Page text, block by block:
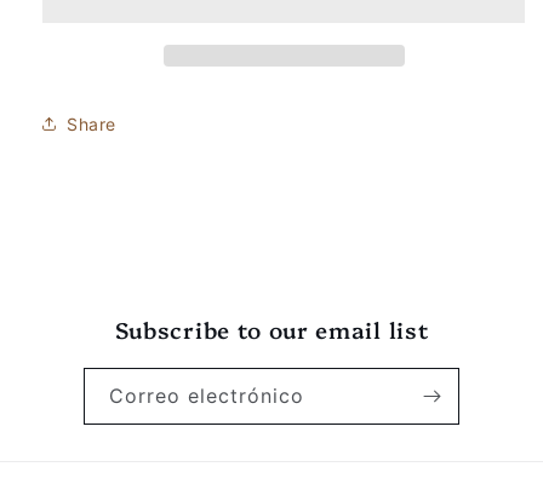
Share
Subscribe to our email list
Correo electrónico